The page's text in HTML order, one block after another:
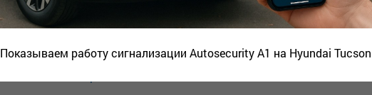
Показываем работу сигнализации Autosecurity A1 на Hyundai Tucson
важливі вузли авто, як-от блок управління
та акумулятор, від доступу зловмисників.
та непомітними.